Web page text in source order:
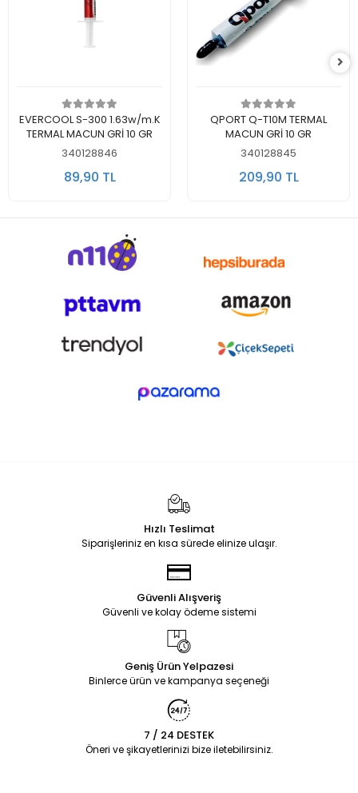
Sepete Ekle
EVERCOOL S-300 1.63w/m.K
TERMAL MACUN GRİ 10 GR
340128846
89,90 TL
Sepete Ekle
QPORT Q-T10M TERMAL
MACUN GRİ 10 GR
340128845
209,90 TL
Hızlı Teslimat
Siparişleriniz en kısa sürede elinize ulaşır.
Güvenli Alışveriş
Güvenli ve kolay ödeme sistemi
Geniş Ürün Yelpazesi
Binlerce ürün ve kampanya seçeneği
7 / 24 DESTEK
Öneri ve şikayetlerinizi bize iletebilirsiniz.